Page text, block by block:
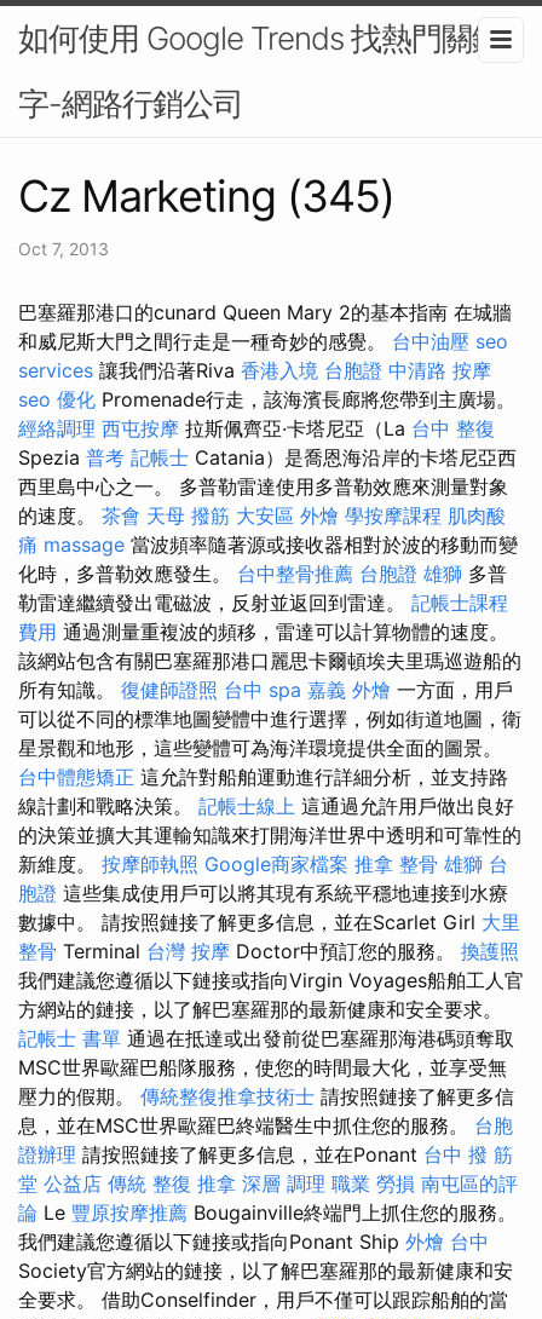
如何使用 Google Trends 找熱門關鍵
字-網路行銷公司
Cz Marketing (345)
Oct 7, 2013
巴塞羅那港口的cunard Queen Mary 2的基本指南 在城牆
和威尼斯大門之間行走是一種奇妙的感覺。 台中油壓 seo
services 讓我們沿著Riva 香港入境 台胞證 中清路 按摩
seo 優化 Promenade行走，該海濱長廊將您帶到主廣場。
經絡調理 西屯按摩 拉斯佩齊亞·卡塔尼亞（La 台中 整復
Spezia 普考 記帳士 Catania）是喬恩海沿岸的卡塔尼亞西
西里島中心之一。 多普勒雷達使用多普勒效應來測量對象
的速度。 茶會 天母 撥筋 大安區 外燴 學按摩課程 肌肉酸
痛 massage 當波頻率隨著源或接收器相對於波的移動而變
化時，多普勒效應發生。 台中整骨推薦 台胞證 雄獅 多普
勒雷達繼續發出電磁波，反射並返回到雷達。 記帳士課程
費用 通過測量重複波的頻移，雷達可以計算物體的速度。
該網站包含有關巴塞羅那港口麗思卡爾頓埃夫里瑪巡遊船的
所有知識。 復健師證照 台中 spa 嘉義 外燴 一方面，用戶
可以從不同的標準地圖變體中進行選擇，例如街道地圖，衛
星景觀和地形，這些變體可為海洋環境提供全面的圖景。
台中體態矯正 這允許對船舶運動進行詳細分析，並支持路
線計劃和戰略決策。 記帳士線上 這通過允許用戶做出良好
的決策並擴大其運輸知識來打開海洋世界中透明和可靠性的
新維度。 按摩師執照 Google商家檔案 推拿 整骨 雄獅 台
胞證 這些集成使用戶可以將其現有系統平穩地連接到水療
數據中。 請按照鏈接了解更多信息，並在Scarlet Girl 大里
整骨 Terminal 台灣 按摩 Doctor中預訂您的服務。 換護照
我們建議您遵循以下鏈接或指向Virgin Voyages船舶工人官
方網站的鏈接，以了解巴塞羅那的最新健康和安全要求。
記帳士 書單 通過在抵達或出發前從巴塞羅那海港碼頭奪取
MSC世界歐羅巴船隊服務，使您的時間最大化，並享受無
壓力的假期。 傳統整復推拿技術士 請按照鏈接了解更多信
息，並在MSC世界歐羅巴終端醫生中抓住您的服務。 台胞
證辦理 請按照鏈接了解更多信息，並在Ponant 台中 撥 筋
堂 公益店 傳統 整復 推拿 深層 調理 職業 勞損 南屯區的評
論 Le 豐原按摩推薦 Bougainville終端門上抓住您的服務。
我們建議您遵循以下鏈接或指向Ponant Ship 外燴 台中
Society官方網站的鏈接，以了解巴塞羅那的最新健康和安
全要求。 借助Conselfinder，用戶不僅可以跟踪船舶的當